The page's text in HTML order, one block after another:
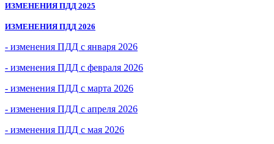
ИЗМЕНЕНИЯ ПДД 2025
ИЗМЕНЕНИЯ ПДД 2026
- изменения ПДД с января 2026
- изменения ПДД с февраля 2026
- изменения ПДД с марта 2026
- изменения ПДД с апреля 2026
- изменения ПДД с мая 2026